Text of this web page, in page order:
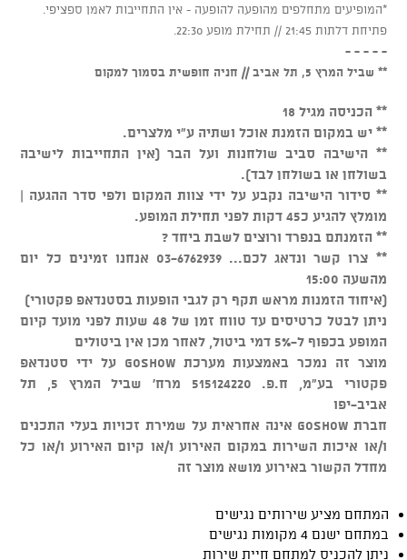
*המופיעים מתחלפים מהופעה להופעה - אין התחייבות לאמן ספציפי.
פתיחת דלתות 21:45 // תחילת מופע 22:30.
- - - - -
** שביל המרץ 5, תל אביב // חניה חופשית בסמוך למקום
** הכניסה מגיל 18
** יש במקום הזמנת אוכל ושתיה ע"י מלצרים.
** הישיבה סביב שולחנות ועל הבר (אין התחייבות לישיבה
בשולחן או בשולחן לבד).
** סידור הישיבה נקבע על ידי צוות המקום ולפי סדר ההגעה |
מומלץ להגיע כ45 דקות לפני תחילת המופע.
** הזמנתם בנפרד ורוצים לשבת ביחד ?
** צרו קשר ונדאג לכם... 03-6762939 אנחנו זמינים כל יום
מהשעה 15:00
(איחוד הזמנות מראש תקף רק לגבי הופעות בסטנדאפ פקטורי)
ניתן לבטל כרטיסים עד טווח זמן של 48 שעות לפני מועד קיום
המופע בכפוף ל-5% דמי ביטול, לאחר מכן אין ביטולים
מוצר זה נמכר באמצעות מערכת GOSHOW על ידי סטנדאפ
פקטורי בע"מ, ח.פ. 515124220 מרח' שביל המרץ 5, תל
אביב-יפו
חברת GOSHOW אינה אחראית על שמירת זכויות בעלי התכנים
ו/או איכות השירות במקום האירוע ו/או קיום האירוע ו/או כל
מחדל הקשור באירוע מושא מוצר זה
המתחם מציע שירותים נגישים
במתחם ישנם 4 מקומות נגישים
ניתן להכניס למתחם חיית שירות